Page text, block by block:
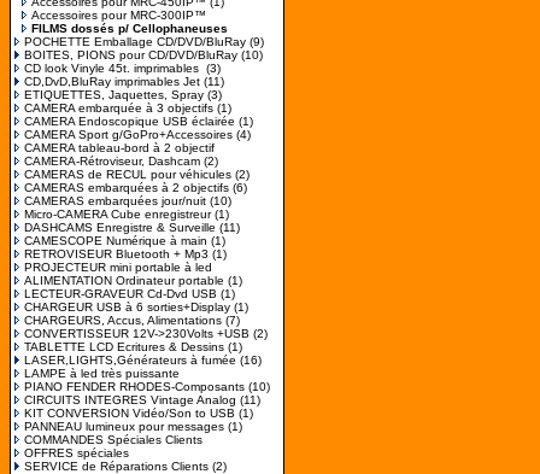
Accessoires pour MRC-300IP™
FILMS dossés p/ Cellophaneuses
POCHETTE Emballage CD/DVD/BluRay (9)
BOITES, PIONS pour CD/DVD/BluRay (10)
CD look Vinyle 45t. imprimables (3)
CD,DvD,BluRay imprimables Jet (11)
ETIQUETTES, Jaquettes, Spray (3)
CAMERA embarquée à 3 objectifs (1)
CAMERA Endoscopique USB éclairée (1)
CAMERA Sport g/GoPro+Accessoires (4)
CAMERA tableau-bord à 2 objectif
CAMERA-Rétroviseur, Dashcam (2)
CAMERAS de RECUL pour véhicules (2)
CAMERAS embarquées à 2 objectifs (6)
CAMERAS embarquées jour/nuit (10)
Micro-CAMERA Cube enregistreur(1)
DASHCAMS Enregistre & Surveille (11)
CAMESCOPE Numérique à main (1)
RETROVISEUR Bluetooth + Mp3 (1)
PROJECTEUR mini portable à led
ALIMENTATION Ordinateur portable (1)
LECTEUR-GRAVEUR Cd-Dvd USB (1)
CHARGEUR USB à 6 sorties+Display (1)
CHARGEURS, Accus, Alimentations (7)
CONVERTISSEUR 12V->230Volts +USB (2)
TABLETTE LCD Ecritures & Dessins (1)
LASER,LIGHTS,Générateurs à fumée (16)
LAMPE à led très puissante
PIANO FENDER RHODES-Composants (10)
CIRCUITS INTEGRES Vintage Analog (11)
KIT CONVERSION Vidéo/Son to USB (1)
PANNEAU lumineux pour messages (1)
COMMANDES Spéciales Clients
OFFRES spéciales
SERVICE de Réparations Clients (2)